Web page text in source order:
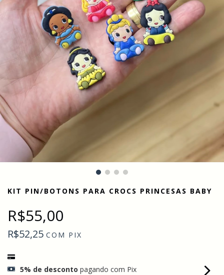
KIT PIN/BOTONS PARA CROCS PRINCESAS BABY
R$55,00
R$52,25 COM PIX
5% de desconto pagando com Pix